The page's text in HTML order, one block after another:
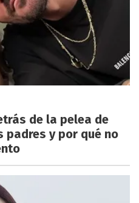
de la pelea de
padres y por qué no